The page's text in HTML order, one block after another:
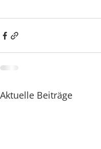
Aktuelle Beiträge